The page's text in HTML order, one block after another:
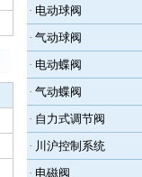
· 电动球阀
· 气动球阀
· 电动蝶阀
· 气动蝶阀
· 自力式调节阀
· 川沪控制系统
· 电磁阀